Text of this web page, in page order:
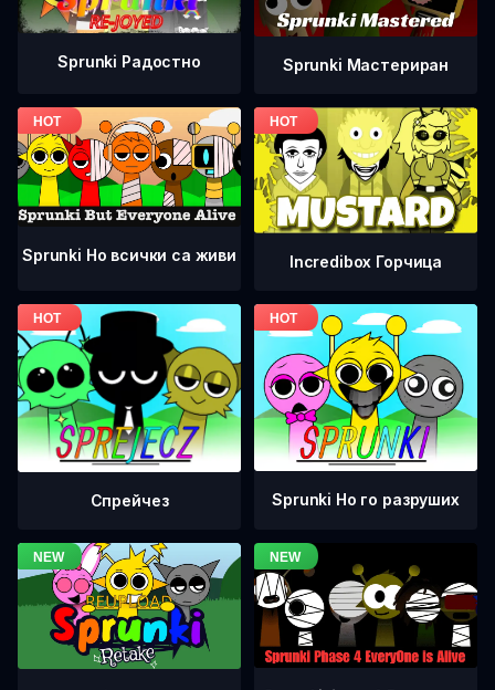
Sprunki Радостно Sprunki Мастериран
Sprunki Но всички са живи Incredibox Горчица
Спрейчез Sprunki Но го разруших